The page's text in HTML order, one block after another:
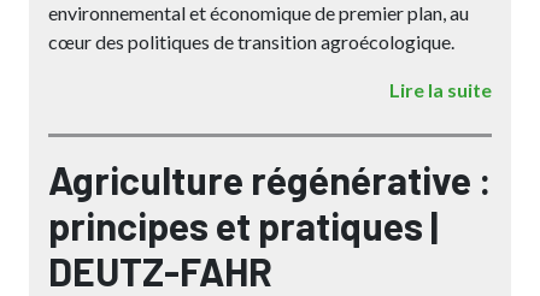
environnemental et économique de premier plan, au
cœur des politiques de transition agroécologique.
Lire la suite
Agriculture régénérative :
principes et pratiques |
DEUTZ-FAHR